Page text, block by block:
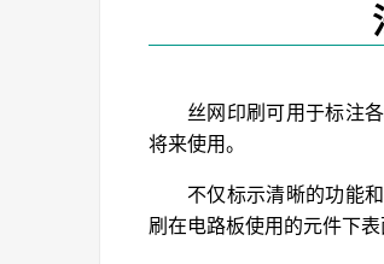
丝网印刷可用于标注
将来使用。
不仅标示清晰的功能
刷在电路板使用的元件下表